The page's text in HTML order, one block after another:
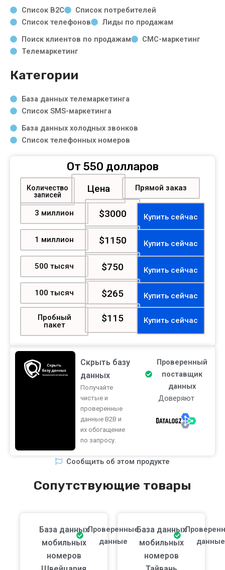
Список B2C
Список потребителей
Список телефонов
Лиды по продажам
Поиск клиентов по продажам
СМС-маркетинг
Телемаркетинг
Категории
База данных телемаркетинга
Список SMS-маркетинга
База данных холодных звонков
Список телефонных номеров
От 550 долларов
Количество
записей
Цена Прямой заказ
3 миллион $3000 Купить сейчас
1 миллион $1150 Купить сейчас
500 тысяч $750 Купить сейчас
100 тысяч $265 Купить сейчас
Пробный
пакет
$115 Купить сейчас
Скрыть базу
данных
Получайте
чистые и
проверенные
данные B2B и
их обогащение
по запросу.
Проверенный
поставщик
данных
Доверяют
Сообщить об этом продукте
Сопутствующие товары
База данных
мобильных
номеров
Проверенные
данные
База данных
мобильных
номеров
данные